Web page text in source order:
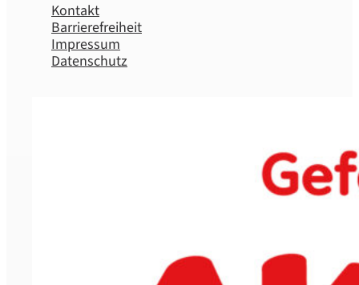
Kontakt
Barrierefreiheit
Impressum
Datenschutz